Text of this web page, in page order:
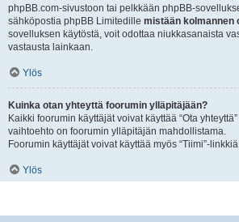
phpBB.com-sivustoon tai pelkkään phpBB-
sähköpostia phpBB Limitedille mistään kolmannen
sovelluksen käytöstä, voit odottaa niukkasanaista
vastausta lainkaan.
Ylös
Kuinka otan yhteyttä foorumin ylläpitäjään?
Kaikki foorumin käyttäjät voivat käyttää “Ota
vaihtoehto on foorumin ylläpitäjän mahdollistama.
Foorumin käyttäjät voivat käyttää myös “Tiimi”-
Ylös